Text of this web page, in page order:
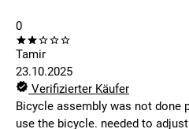
0
Tamir
23.10.2025
Verifizierter Käufer
Bicycle assembly was not done
use the bicycle. needed to